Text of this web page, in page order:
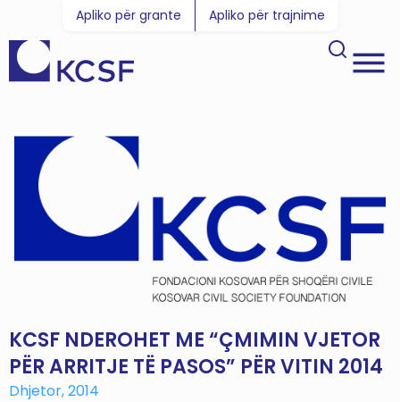
Apliko për grante Apliko për trajnime
KCSF NDEROHET ME “ÇMIMIN VJETOR
PËR ARRITJE TË PASOS” PËR VITIN 2014
Dhjetor, 2014